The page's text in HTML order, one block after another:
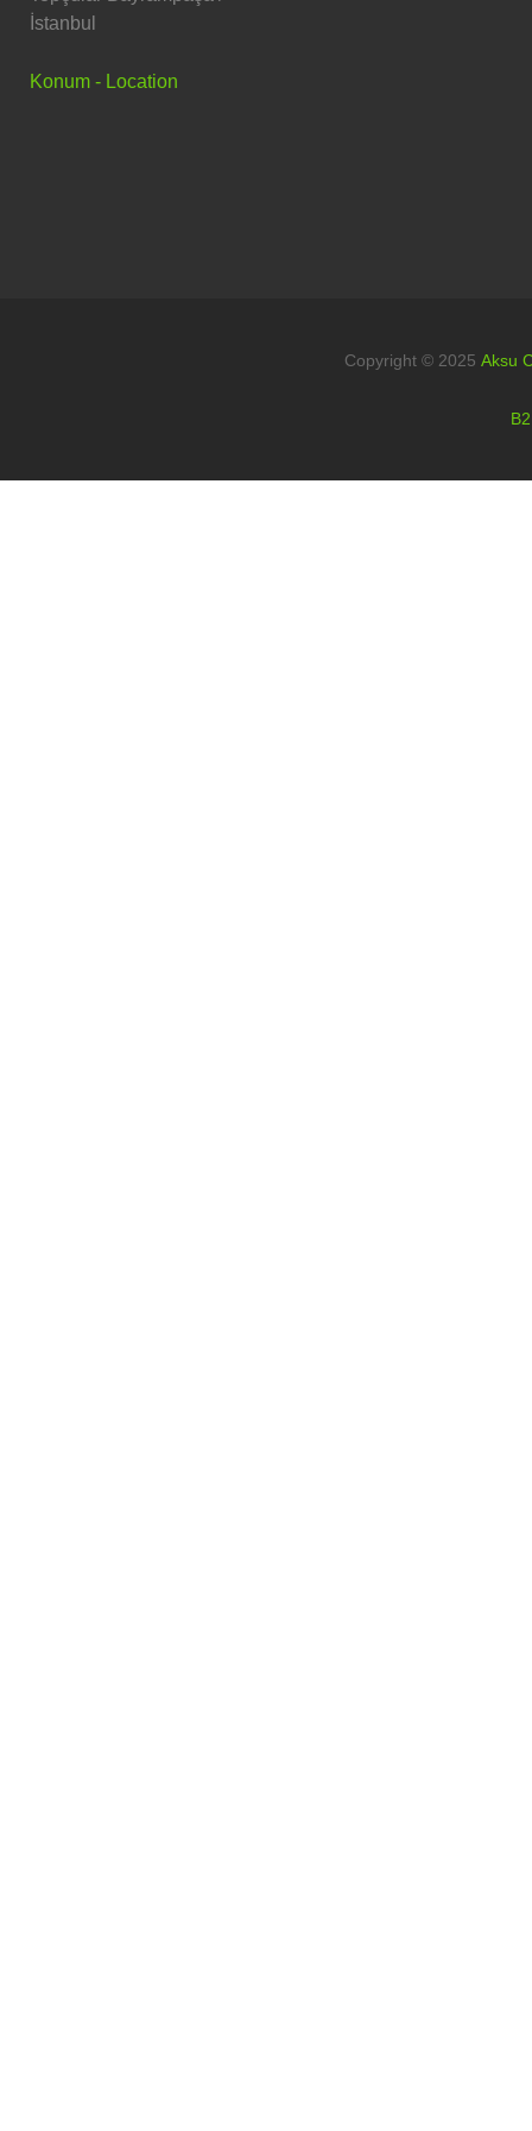
İstanbul
Konum - Location
Copyright © 2025 Aksu